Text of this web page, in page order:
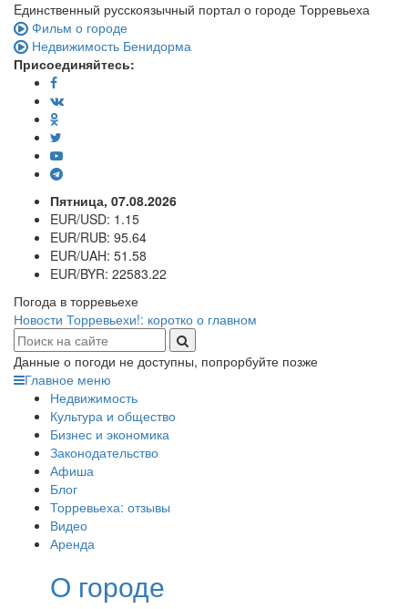
Eдинственный русскоязычный портал о городе Торревьеха
Фильм о городе
Недвижимость Бенидорма
Присоединяйтесь:
Пятница, 07.08.2026
EUR/USD: 1.15
EUR/RUB: 95.64
EUR/UAH: 51.58
EUR/BYR: 22583.22
Погода в торревьехе
Новости Торревьехи!: коротко о главном
Данные о погоди не доступны, попрорбуйте позже
Главное меню
Недвижимость
Культура и общество
Бизнес и экономика
Законодательство
Афиша
Блог
Торревьеха: отзывы
Видео
Аренда
О городе